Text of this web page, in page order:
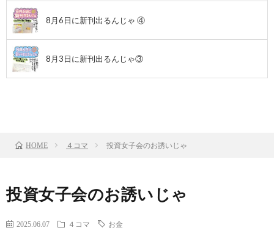
8月6日に新刊出るんじゃ ④
8月3日に新刊出るんじゃ③
HOME ４コマ 投資女子会のお誘いじゃ
投資女子会のお誘いじゃ
2025.06.07 ４コマ お金